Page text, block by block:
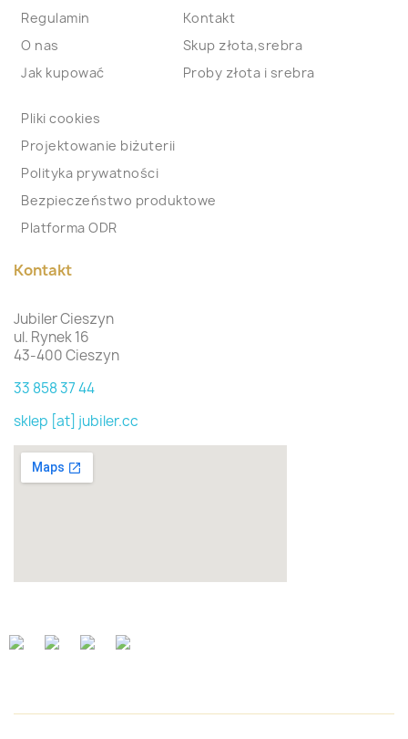
Regulamin
O nas
Jak kupować
Kontakt
Skup złota,srebra
Proby złota i srebra
Pliki cookies
Projektowanie biżuterii
Polityka prywatności
Bezpieczeństwo produktowe
Platforma ODR
Kontakt
Jubiler Cieszyn
ul. Rynek 16
43-400 Cieszyn
33 858 37 44
sklep [at] jubiler.cc